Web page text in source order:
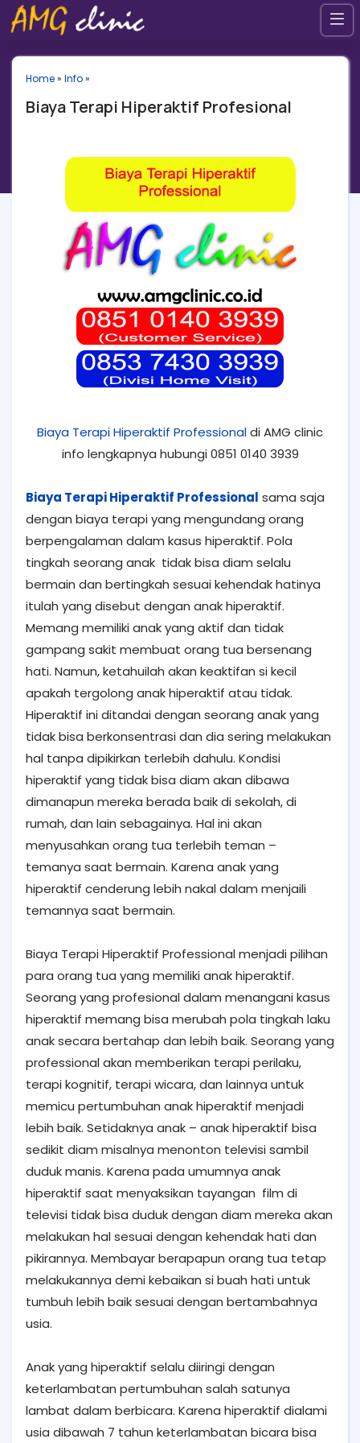
Home» Info»
Biaya Terapi Hiperaktif Profesional
Biaya Terapi Hiperaktif Professionaldi AMG clinic
info lengkapnya hubungi 0851 0140 3939
Biaya Terapi Hiperaktif Professional sama saja
dengan biaya terapi yang mengundang orang
berpengalaman dalam kasus hiperaktif. Pola
tingkah seorang anak tidak bisa diam selalu
bermain dan bertingkah sesuai kehendak hatinya
itulah yang disebut dengan anak hiperaktif.
Memang memiliki anak yang aktif dan tidak
gampang sakit membuat orang tua bersenang
hati. Namun, ketahuilah akan keaktifan si kecil
apakah tergolong anak hiperaktif atau tidak.
Hiperaktif ini ditandai dengan seorang anak yang
tidak bisa berkonsentrasi dan dia sering melakukan
hal tanpa dipikirkan terlebih dahulu. Kondisi
hiperaktif yang tidak bisa diam akan dibawa
dimanapun mereka berada baik di sekolah, di
rumah, dan lain sebagainya. Hal ini akan
menyusahkan orang tua terlebih teman –
temanya saat bermain. Karena anak yang
hiperaktif cenderung lebih nakal dalam menjaili
temannya saat bermain.
Biaya Terapi Hiperaktif Professional menjadi pilihan
para orang tua yang memiliki anak hiperaktif.
Seorang yang profesional dalam menangani kasus
hiperaktif memang bisa merubah pola tingkah laku
anak secara bertahap dan lebih baik. Seorang yang
professional akan memberikan terapi perilaku,
terapi kognitif, terapi wicara, dan lainnya untuk
memicu pertumbuhan anak hiperaktif menjadi
lebih baik. Setidaknya anak – anak hiperaktif bisa
sedikit diam misalnya menonton televisi sambil
duduk manis. Karena pada umumnya anak
hiperaktif saat menyaksikan tayangan film di
televisi tidak bisa duduk dengan diam mereka akan
melakukan hal sesuai dengan kehendak hati dan
pikirannya. Membayar berapapun orang tua tetap
melakukannya demi kebaikan si buah hati untuk
tumbuh lebih baik sesuai dengan bertambahnya
usia.
Anak yang hiperaktif selalu diiringi dengan
keterlambatan pertumbuhan salah satunya
lambat dalam berbicara. Karena hiperaktif dialami
usia dibawah 7 tahun keterlambatan bicara bisa